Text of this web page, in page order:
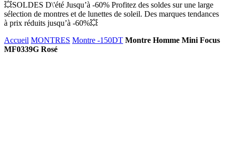
💥SOLDES D\'été Jusqu’à -60% Profitez des soldes sur une large
sélection de montres et de lunettes de soleil. Des marques tendances
à prix réduits jusqu’à -60%💥
Accueil MONTRES Montre -150DT Montre Homme Mini Focus
MF0339G Rosé